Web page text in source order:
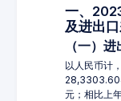
一、
及进出
（一）
以人民币计
元；相比上